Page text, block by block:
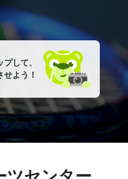
して、
せよう！